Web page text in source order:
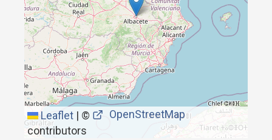
Leaflet | ©
OpenStreetMap
contributors